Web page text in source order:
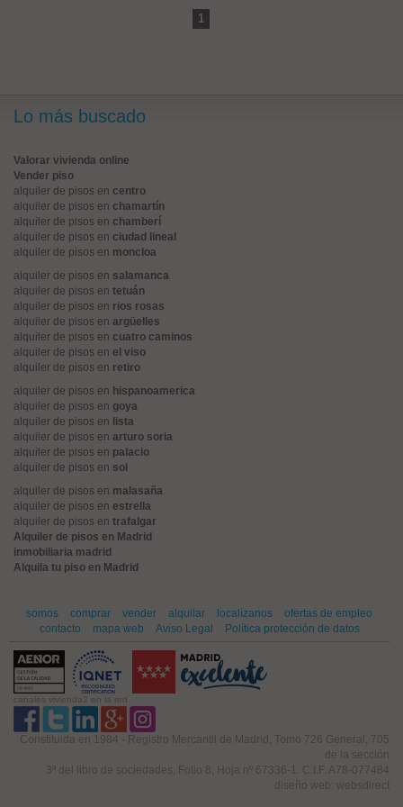
1
Lo más buscado
Valorar vivienda online
Vender piso
alquiler de pisos en centro
alquiler de pisos en chamartín
alquiler de pisos en chamberí
alquiler de pisos en ciudad lineal
alquiler de pisos en moncloa
alquiler de pisos en salamanca
alquiler de pisos en tetuán
alquiler de pisos en rios rosas
alquiler de pisos en argüelles
alquiler de pisos en cuatro caminos
alquiler de pisos en el viso
alquiler de pisos en retiro
alquiler de pisos en hispanoamerica
alquiler de pisos en goya
alquiler de pisos en lista
alquiler de pisos en arturo soria
alquiler de pisos en palacio
alquiler de pisos en sol
alquiler de pisos en malasaña
alquiler de pisos en estrella
alquiler de pisos en trafalgar
Alquiler de pisos en Madrid
inmobiliaria madrid
Alquila tu piso en Madrid
somos comprar vender alquilar localízanos
ofertas de empleo
contacto
mapa web Aviso Legal Política protección de datos
canales vivienda2 en la red
Constituida en 1984 - Registro Mercantil de Madrid, Tomo 726 General, 705
de la sección
3ª del libro de sociedades, Folio 8, Hoja nº 67336-1. C.I.F. A78-077484
diseño web: websdirect